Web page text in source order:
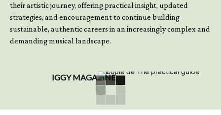
their artistic journey, offering practical insight, updated
strategies, and encouragement to continue building
sustainable, authentic careers in an increasingly complex and
demanding musical landscape.
IGGY MAGAZINE